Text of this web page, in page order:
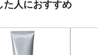
た人におすすめ